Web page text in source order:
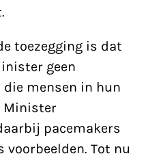
toezegging is dat
geen
mensen in hun
Minister
pacemakers
voorbeelden. Tot nu